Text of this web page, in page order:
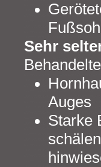
Sehr
Auges
Starke